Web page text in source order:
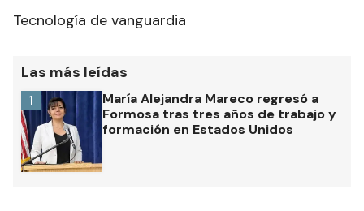
Tecnología de vanguardia
Las más leídas
María Alejandra Mareco regresó a
Formosa tras tres años de trabajo y
formación en Estados Unidos
1